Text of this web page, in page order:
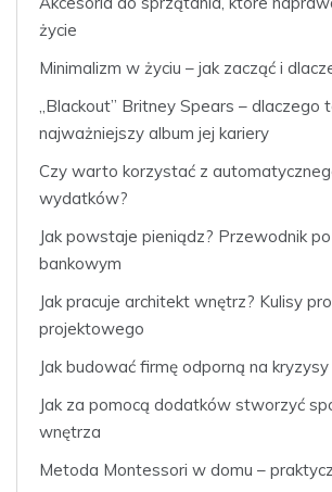
życie
Minimalizm w życiu – jak zacząć i
„Blackout” Britney Spears – dlaczego
najważniejszy album jej kariery
Czy warto korzystać z
wydatków?
Jak powstaje pieniądz? Przewodnik
bankowym
Jak pracuje architekt wnętrz? Kulisy
projektowego
Jak budować firmę odporną na
Jak za pomocą dodatków stworzyć
wnętrza
Metoda Montessori w domu –